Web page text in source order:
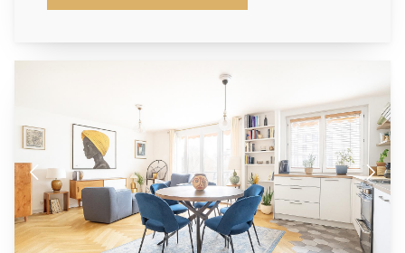
dégagée sur la Seine, une cuisine indépendante, 3